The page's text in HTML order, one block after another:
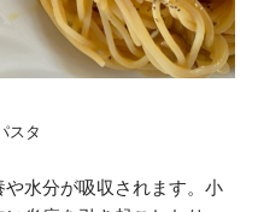
スタ
水分が吸収されます。小